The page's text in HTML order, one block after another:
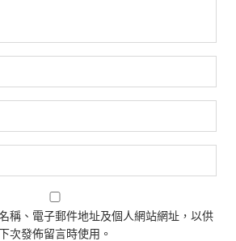
稱、電子郵件地址及個人網站網址，以供
次發佈留言時使用。